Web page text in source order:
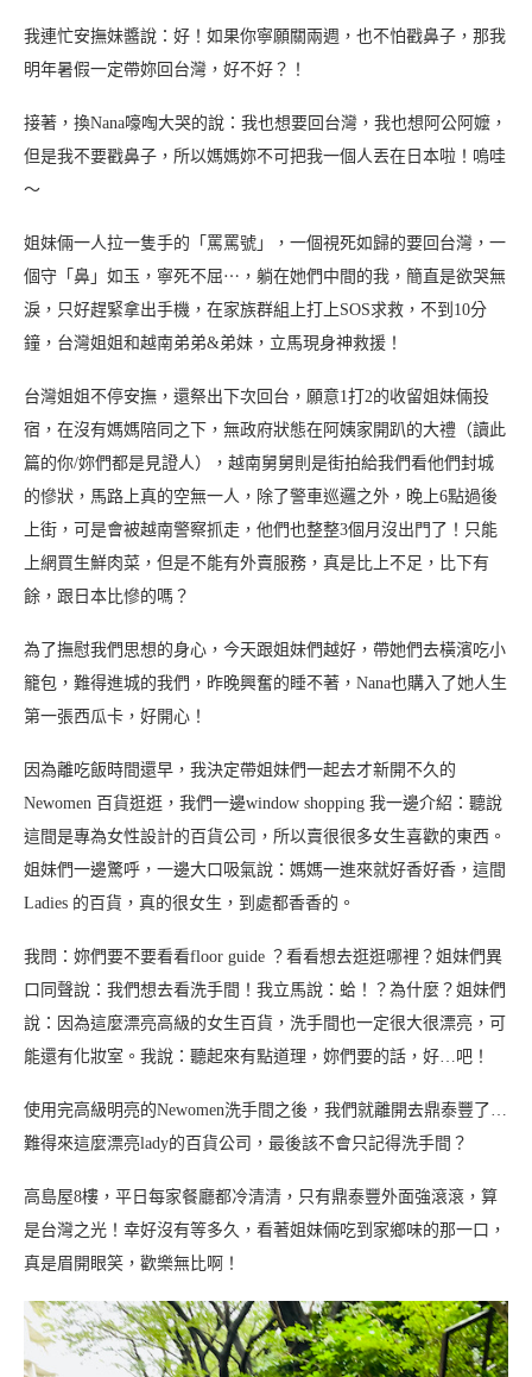
我連忙安撫妹醬說：好！如果你寧願關兩週，也不怕戳鼻子，那我
明年暑假一定帶妳回台灣，好不好？！
接著，換Nana嚎啕大哭的說：我也想要回台灣，我也想阿公阿嬤，
但是我不要戳鼻子，所以媽媽妳不可把我一個人丟在日本啦！嗚哇
～
姐妹倆一人拉一隻手的「罵罵號」，一個視死如歸的要回台灣，一
個守「鼻」如玉，寧死不屈⋯，躺在她們中間的我，簡直是欲哭無
淚，只好趕緊拿出手機，在家族群組上打上SOS求救，不到10分
鐘，台灣姐姐和越南弟弟&弟妹，立馬現身神救援！
台灣姐姐不停安撫，還祭出下次回台，願意1打2的收留姐妹倆投
宿，在沒有媽媽陪同之下，無政府狀態在阿姨家開趴的大禮（讀此
篇的你/妳們都是見證人），越南舅舅則是街拍給我們看他們封城
的慘狀，馬路上真的空無一人，除了警車巡邏之外，晚上6點過後
上街，可是會被越南警察抓走，他們也整整3個月沒出門了！只能
上網買生鮮肉菜，但是不能有外賣服務，真是比上不足，比下有
餘，跟日本比慘的嗎？
為了撫慰我們思想的身心，今天跟姐妹們越好，帶她們去橫濱吃小
籠包，難得進城的我們，昨晚興奮的睡不著，Nana也購入了她人生
第一張西瓜卡，好開心！
因為離吃飯時間還早，我決定帶姐妹們一起去才新開不久的
Newomen 百貨逛逛，我們一邊window shopping 我一邊介紹：聽說
這間是專為女性設計的百貨公司，所以賣很很多女生喜歡的東西。
姐妹們一邊驚呼，一邊大口吸氣說：媽媽一進來就好香好香，這間
Ladies 的百貨，真的很女生，到處都香香的。
我問：妳們要不要看看floor guide ？看看想去逛逛哪裡？姐妹們異
口同聲說：我們想去看洗手間！我立馬說：蛤！？為什麼？姐妹們
說：因為這麼漂亮高級的女生百貨，洗手間也一定很大很漂亮，可
能還有化妝室。我說：聽起來有點道理，妳們要的話，好…吧！
使用完高級明亮的Newomen洗手間之後，我們就離開去鼎泰豐了…
難得來這麼漂亮lady的百貨公司，最後該不會只記得洗手間？
高島屋8樓，平日每家餐廳都冷清清，只有鼎泰豐外面強滾滾，算
是台灣之光！幸好沒有等多久，看著姐妹倆吃到家鄉味的那一口，
真是眉開眼笑，歡樂無比啊！